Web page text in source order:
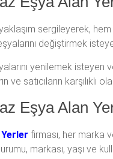
sergileyerek, hem
değiştirmek
yenilemek
ve satıcıların
Eşya Alan
firması, her marka
markası, yaşı ve